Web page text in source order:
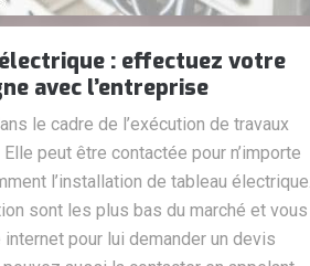
: effectuez votre
avec l’entreprise
le cadre de l’exécution de travaux
peut être contactée pour n’importe
l’installation de tableau électrique.
sont les plus bas du marché et vous
pour lui demander un devis